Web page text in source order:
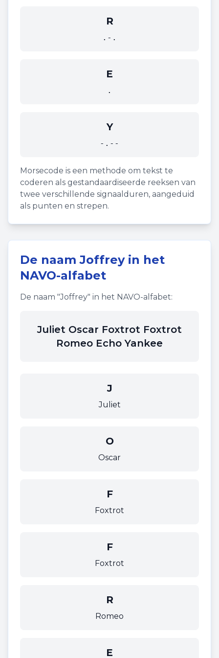
R
.-.
E
.
Y
-.--
Morsecode is een methode om tekst te
coderen als gestandaardiseerde reeksen van
twee verschillende signaalduren, aangeduid
als punten en strepen.
De naamJoffreyin het
NAVO-alfabet
De naam "Joffrey" in het NAVO-alfabet:
Juliet Oscar Foxtrot Foxtrot
Romeo Echo Yankee
J
Juliet
O
Oscar
F
Foxtrot
F
Foxtrot
R
Romeo
E